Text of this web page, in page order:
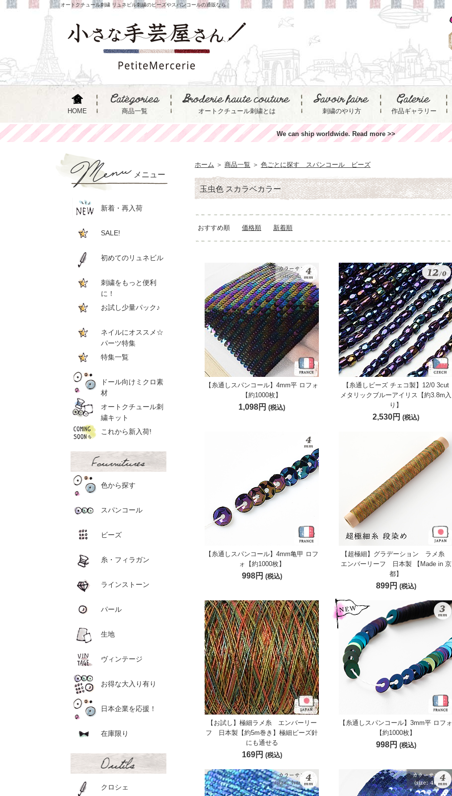
オートクチュール刺繍 リュネビル刺繍のビーズやスパンコールの通販なら
HOME 商品一覧 オートクチュール刺繍とは 刺繍のやり方 作品ギャラリー
We can ship worldwide. Read more >>
ホーム ＞ 商品一覧 ＞ 色ごとに探す スパンコール ビーズ
玉虫色 スカラベカラー
おすすめ順 価格順 新着順
【糸通しスパンコール】4mm平 ロフォ
【約1000枚】
1,098円 (税込)
【糸通しビーズ チェコ製】12/0 3cut
メタリックブルーアイリス【約3.8m入
り】
2,530円 (税込)
【糸通しスパンコール】4mm亀甲 ロフ
ォ【約1000枚】
998円 (税込)
【超極細】グラデーション ラメ糸
エンバーリーフ 日本製 【Made in 京
都】
899円 (税込)
【お試し】極細ラメ糸 エンバーリー
フ 日本製【約5m巻き】極細ビーズ針
にも通せる
169円 (税込)
【糸通しスパンコール】3mm平 ロフォ
【約1000枚】
998円 (税込)
メニュー
新着・再入荷
SALE!
初めてのリュネビル
刺繍をもっと便利
に！
お試し少量パック♪
ネイルにオススメ☆
パーツ特集
特集一覧
ドール向けミクロ素
材
オートクチュール刺
繍キット
これから新入荷!
色から探す
スパンコール
ビーズ
糸・フィラガン
ラインストーン
パール
生地
ヴィンテージ
お得な大入り有り
日本企業を応援！
在庫限り
クロシェ